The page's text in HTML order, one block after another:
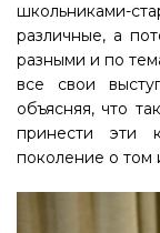
школьниками-
различные, а
разными и по
все свои
объясняя, что
принести эти
поколение о том